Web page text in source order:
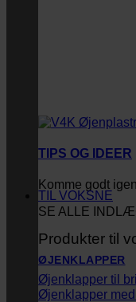
TIPS OG IDEER
Komme godt
SE ALLE
TIL VOKSNE
Produkter til
ØJENKLAPPER
Øjenklapper til
Øjenklapper